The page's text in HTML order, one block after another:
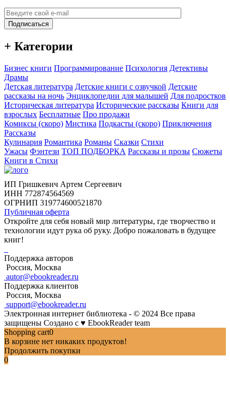
Подписаться
+ Категории
Бизнес книги Программирование Психология Детективы
Драмы
Детская литература Детские книги с озвучкой Детские
рассказы на ночь Энциклопедии для малышей Для подростков
Историческая литература Исторические рассказы Книги для
взрослых Бесплатные Про продажи
Комиксы (скоро) Мистика Подкасты (скоро) Приключения
Рассказы
Кулинария Романтика Романы Сказки Стихи
Ужасы Фэнтези ТОП ПОДБОРКА Рассказы и прозы Сюжеты
Книги в Стихи
ИП Гришкевич Артем Сергеевич
ИНН 772874564569
ОГРНИП 319774600521870
Публичная оферта
Откройте для себя новый мир литературы, где творчество и
технологии идут рука об руку. Добро пожаловать в будущее
книг!
Поддержка авторов
Россия, Москва
autor@ebookreader.ru
Поддержка клиентов
Россия, Москва
support@ebookreader.ru
Электронная интернет библиотека - © 2024 Все права
защищены Создано с ♥ EbookReader team
Shopping cart0
В корзине нет никаких продуктов!
Продолжить покупки
0